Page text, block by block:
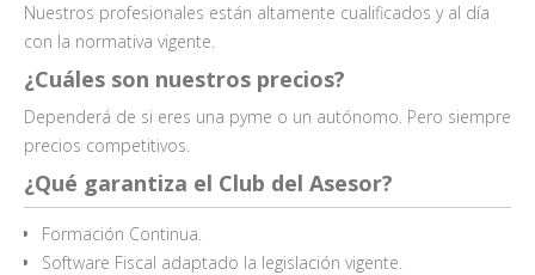
Nuestros profesionales están altamente cualificados y al día
con la normativa vigente.
¿Cuáles son nuestros precios?
Dependerá de si eres una pyme o un autónomo. Pero siempre
precios competitivos.
¿Qué garantiza el Club del Asesor?
Formación Continua.
Software Fiscal adaptado la legislación vigente.